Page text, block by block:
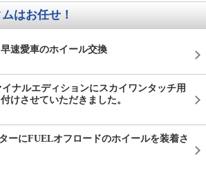
はお任せ！
速愛車のホイール交換
ナルエディションにスカイワンタッチ用
けさせていただきました。
ーにFUELオフロードのホイールを装着さ